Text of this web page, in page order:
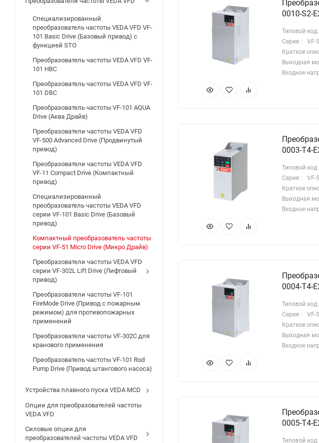
Области
- Насосные станции
насосов);
- Транспортеры и конвейеры;
- Технологическое
Соответствие
Таможенного союза и имеет
актуальная цена частотного
обращаться к официальным
VEDA MC.
Специализированный
преобразователь частоты VEDA VFD VF-
101 Basic Drive (Базовый привод) с
функцией STO
Преобразователь частоты VEDA VFD VF-
101 HBC
Преобразователь частоты VEDA VFD VF-
101 DBC
Преобразователь частоты VF-101 AQUA
Drive (Аква Драйв)
Преобразователи частоты VEDA VFD
VF-500 Advanced Drive (Продвинутый
привод)
Преобразователи частоты VEDA VFD
VF-11 Compact Drive (Компактный
привод)
Специализированный
преобразователь частоты VEDA VFD
серии VF-101 Basic Drive (Базовый
привод)
Компактный преобразователь частоты
серии VF-51 Micro Drive (Микро Драйв)
Преобразователи частоты VEDA VFD
серии VF-302L Lift Drive (Лифтовый
привод)
Преобразователи частоты VF-101
FireMode Drive (Привод с пожарным
режимом) для противопожарных
применений
Преобразователи частоты VF-302C для
кранового применения
Преобразователь частоты VF-101 Rod
Pump Drive (Привод штангового насоса)
Устройства плавного пуска VEDA MCD
Опции для преобразователей частоты
VEDA VFD
Силовые опции для
преобразователей частоты VEDA VFD
0010-S2-
Типовой код:
Серия :
VF-
Краткое
Выходная
Входное
0003-T4-
Типовой код:
Серия :
VF-
Краткое
Выходная
Входное
0004-T4-
Типовой код:
Серия :
VF-
Краткое
Выходная
Входное
0005-T4-
Типовой код: